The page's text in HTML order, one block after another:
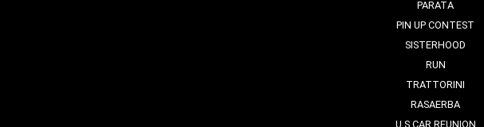
PARATA
PIN UP CONTEST
SISTERHOOD
RUN
TRATTORINI
RASAERBA
U.S CAR REUNION